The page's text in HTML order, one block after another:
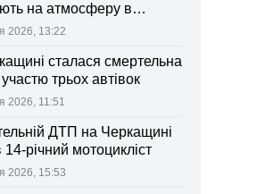
на атмосферу в
2026, 13:22
сталася смертельна
трьох автівок
2026, 11:51
ДТП на Черкащині
14-річний мотоцикліст
2026, 15:53